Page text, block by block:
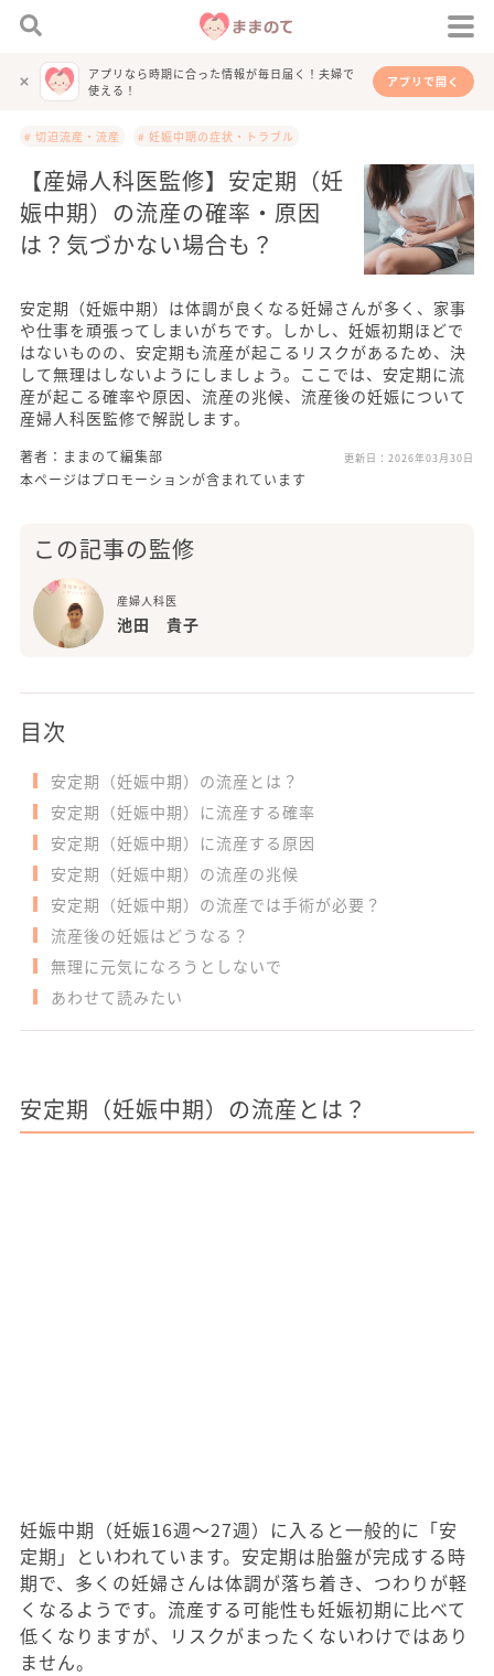
アプリなら時期に合った情報が毎日届く！夫婦で
使える！
アプリで開く
# 切迫流産・流産 # 妊娠中期の症状・トラブル
【産婦人科医監修】安定期（妊
娠中期）の流産の確率・原因
は？気づかない場合も？
安定期（妊娠中期）は体調が良くなる妊婦さんが多く、家事
や仕事を頑張ってしまいがちです。しかし、妊娠初期ほどで
はないものの、安定期も流産が起こるリスクがあるため、決
して無理はしないようにしましょう。ここでは、安定期に流
産が起こる確率や原因、流産の兆候、流産後の妊娠について
産婦人科医監修で解説します。
著者：ままのて編集部 更新日： 2026年03月30日
本ページはプロモーションが含まれています
この記事の監修
産婦人科医
池田 貴子
目次
安定期（妊娠中期）の流産とは？
安定期（妊娠中期）に流産する確率
安定期（妊娠中期）に流産する原因
安定期（妊娠中期）の流産の兆候
安定期（妊娠中期）の流産では手術が必要？
流産後の妊娠はどうなる？
無理に元気になろうとしないで
あわせて読みたい
安定期（妊娠中期）の流産とは？
妊娠中期（妊娠16週～27週）に入ると一般的に「安
定期」といわれています。安定期は胎盤が完成する時
期で、多くの妊婦さんは体調が落ち着き、つわりが軽
くなるようです。流産する可能性も妊娠初期に比べて
低くなりますが、リスクがまったくないわけではあり
ません。